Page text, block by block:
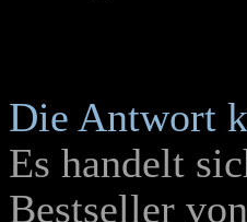
Die Antwort
Es handelt
Bestseller